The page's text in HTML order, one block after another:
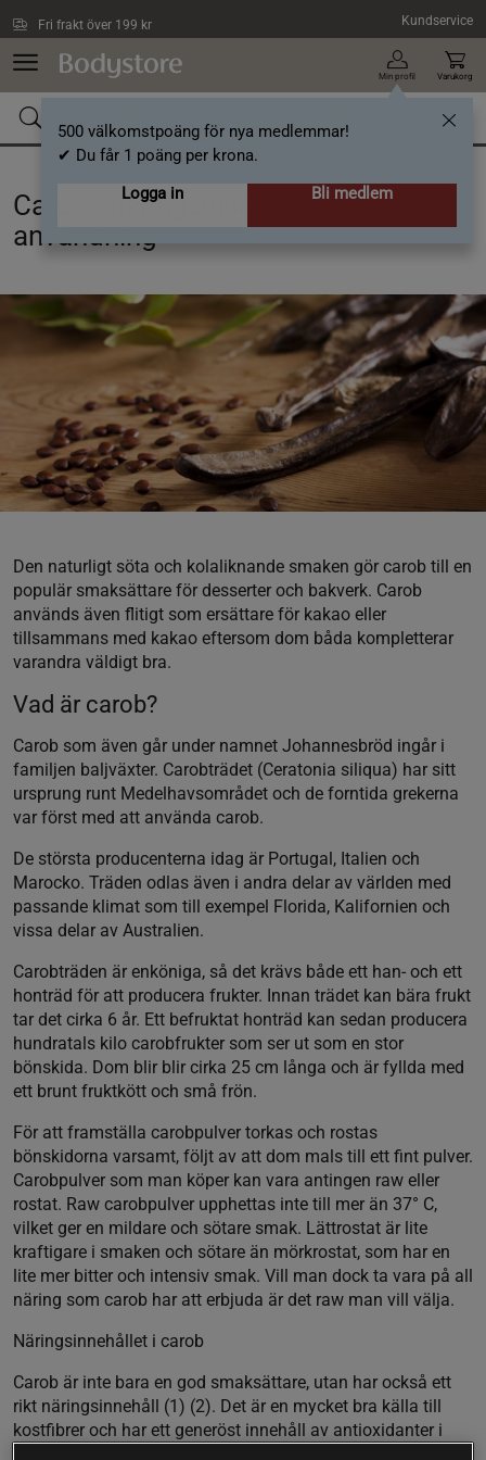
Fri frakt över 199 kr Kundservice
Min profil
500 välkomstpoäng för nya medlemmar!
✔ Du får 1 poäng per krona.
Logga in
Bli medlem
Varukorg
Carob - näringsinnehåll och
användning
Den naturligt söta och kolaliknande smaken gör carob till en
populär smaksättare för desserter och bakverk. Carob
används även flitigt som ersättare för kakao eller
tillsammans med kakao eftersom dom båda kompletterar
varandra väldigt bra.
Vad är carob?
Carob som även går under namnet Johannesbröd ingår i
familjen baljväxter. Carobträdet (Ceratonia siliqua) har sitt
ursprung runt Medelhavsområdet och de forntida grekerna
var först med att använda carob.
De största producenterna idag är Portugal, Italien och
Marocko. Träden odlas även i andra delar av världen med
passande klimat som till exempel Florida, Kalifornien och
vissa delar av Australien.
Carobträden är enköniga, så det krävs både ett han- och ett
honträd för att producera frukter. Innan trädet kan bära frukt
tar det cirka 6 år. Ett befruktat honträd kan sedan producera
hundratals kilo carobfrukter som ser ut som en stor
bönskida. Dom blir blir cirka 25 cm långa och är fyllda med
ett brunt fruktkött och små frön.
För att framställa carobpulver torkas och rostas
bönskidorna varsamt, följt av att dom mals till ett fint pulver.
Carobpulver som man köper kan vara antingen raw eller
rostat. Raw carobpulver upphettas inte till mer än 37° C,
vilket ger en mildare och sötare smak. Lättrostat är lite
kraftigare i smaken och sötare än mörkrostat, som har en
lite mer bitter och intensiv smak. Vill man dock ta vara på all
näring som carob har att erbjuda är det raw man vill välja.
Näringsinnehållet i carob
Carob är inte bara en god smaksättare, utan har också ett
rikt näringsinnehåll (1) (2). Det är en mycket bra källa till
kostfibrer och har ett generöst innehåll av antioxidanter i